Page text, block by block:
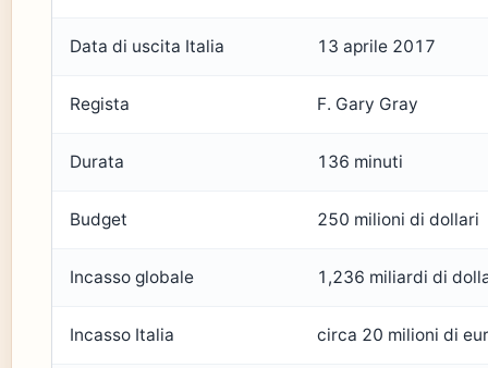
Data di uscita Italia 13 aprile 2017
Regista F. Gary Gray
Durata 136 minuti
Budget 250 milioni di dollari
Incasso globale 1,236 miliardi di
Incasso Italia circa 20 milioni di